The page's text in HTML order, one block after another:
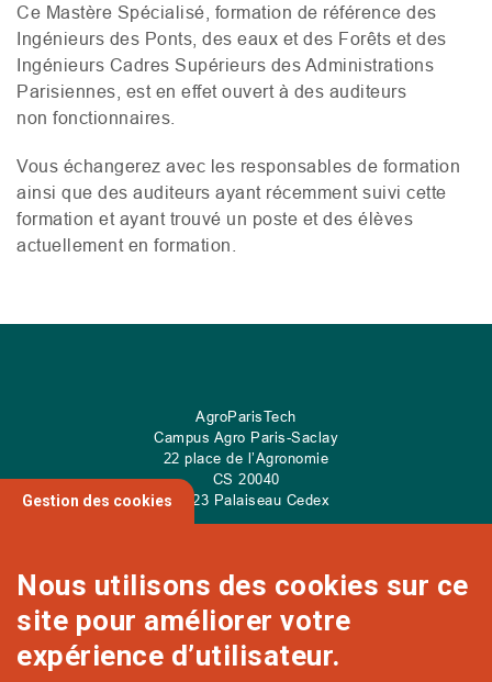
Ce Mastère Spécialisé, formation de référence des
Ingénieurs des Ponts, des eaux et des Forêts et des
Ingénieurs Cadres Supérieurs des Administrations
Parisiennes, est en effet ouvert à des auditeurs
non fonctionnaires.
Vous échangerez avec les responsables de formation
ainsi que des auditeurs ayant récemment suivi cette
formation et ayant trouvé un poste et des élèves
actuellement en formation.
AgroParisTech
Campus Agro Paris-Saclay
22 place de l’Agronomie
CS 20040
91 123 Palaiseau Cedex
NOUS CONTACTER
Gestion des cookies
Nous utilisons des cookies sur ce
site pour améliorer votre
expérience d’utilisateur.